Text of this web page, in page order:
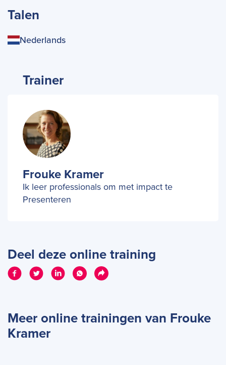
Talen
Nederlands
Trainer
Frouke Kramer
Ik leer professionals om met impact te
Presenteren
Deel deze online training
Meer online trainingen van Frouke
Kramer